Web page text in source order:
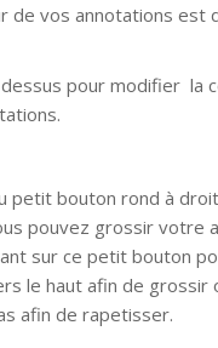
de vos annotations est
pour modifier la
petit bouton rond à
pouvez grossir votre
sur ce petit bouton
le haut afin de grossir
afin de rapetisser.